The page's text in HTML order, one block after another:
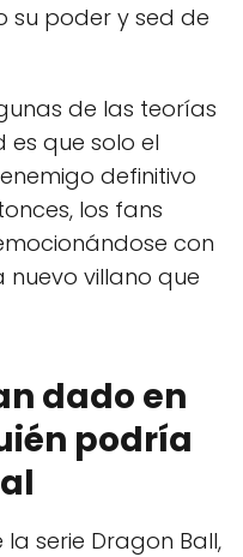
su poder y sed de
de las teorías
que solo el
definitivo
los fans
con
villano que
dado en
podría
serie Dragon Ball,